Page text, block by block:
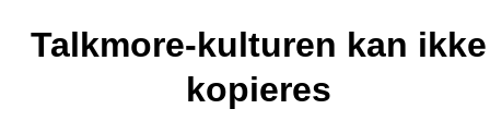
Talkmore-kulturen kan ikke
kopieres